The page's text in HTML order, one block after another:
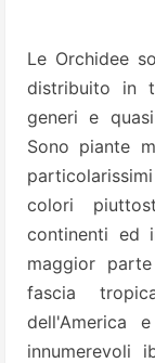
Le Orchidee
distribuito in
generi e
Sono piante
colori
continenti ed
maggior
fascia
dell'America